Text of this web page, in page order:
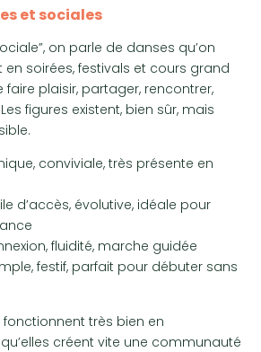
et sociales
on parle de danses qu’on
soirées, festivals et cours grand
faire plaisir, partager, rencontrer,
figures existent, bien sûr, mais
conviviale, très présente en
d’accès, évolutive, idéale pour
fluidité, marche guidée
festif, parfait pour débuter sans
très bien en
créent vite une communauté